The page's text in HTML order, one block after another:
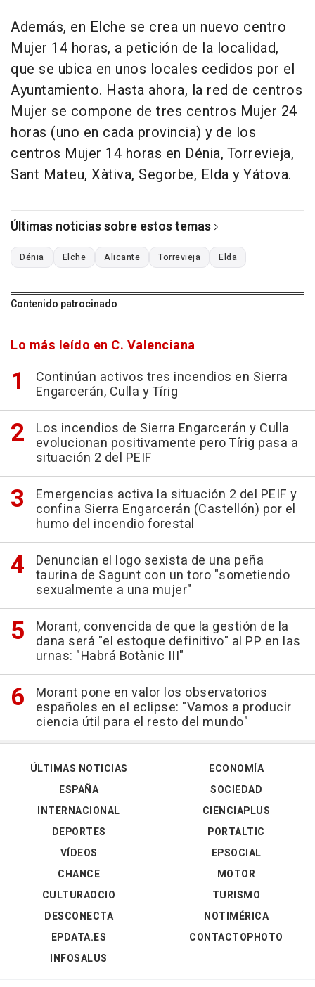
Además, en Elche se crea un nuevo centro
Mujer 14 horas, a petición de la localidad,
que se ubica en unos locales cedidos por el
Ayuntamiento. Hasta ahora, la red de centros
Mujer se compone de tres centros Mujer 24
horas (uno en cada provincia) y de los
centros Mujer 14 horas en Dénia, Torrevieja,
Sant Mateu, Xàtiva, Segorbe, Elda y Yátova.
Últimas noticias sobre estos temas
Dénia Elche Alicante Torrevieja Elda
Contenido patrocinado
Lo más leído en C. Valenciana
Continúan activos tres incendios en Sierra
Engarcerán, Culla y Tírig
Los incendios de Sierra Engarcerán y Culla
evolucionan positivamente pero Tírig pasa a
situación 2 del PEIF
Emergencias activa la situación 2 del PEIF y
confina Sierra Engarcerán (Castellón) por el
humo del incendio forestal
Denuncian el logo sexista de una peña
taurina de Sagunt con un toro "sometiendo
sexualmente a una mujer"
Morant, convencida de que la gestión de la
dana será "el estoque definitivo" al PP en las
urnas: "Habrá Botànic III"
Morant pone en valor los observatorios
españoles en el eclipse: "Vamos a producir
ciencia útil para el resto del mundo"
ÚLTIMAS NOTICIAS
ESPAÑA
INTERNACIONAL
DEPORTES
VÍDEOS
ECONOMÍA
SOCIEDAD
CIENCIAPLUS
PORTALTIC
EPSOCIAL
CHANCE
CULTURAOCIO
DESCONECTA
EPDATA.ES
INFOSALUS
MOTOR
TURISMO
NOTIMÉRICA
CONTACTOPHOTO